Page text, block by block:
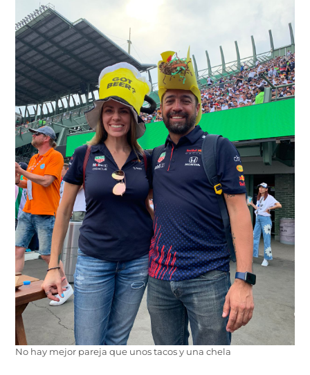
No hay mejor pareja que unos tacos y una chela